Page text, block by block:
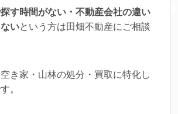
す時間がない・不動産会社の違い
いという方は田畑不動産にご相談
き家・山林の処分・買取に特化し
。